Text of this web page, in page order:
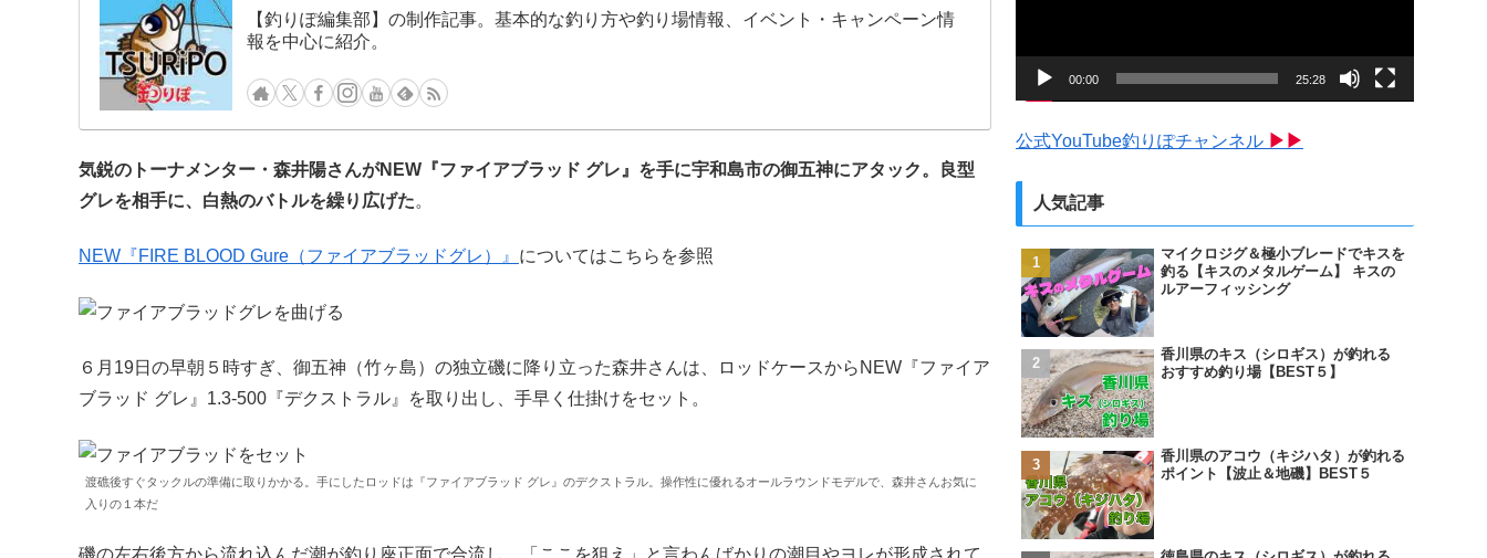
【釣りぽ編集部】の制作記事。基本的な釣り方や釣り場情報、イベント・キャンペーン情
報を中心に紹介。
気鋭のトーナメンター・森井陽さんがNEW『ファイアブラッド グレ』を手に宇和島市の御五神にアタック。良型
グレを相手に、白熱のバトルを繰り広げた。
NEW『FIRE BLOOD Gure（ファイアブラッドグレ）』 についてはこちらを参照
６月19日の早朝５時すぎ、御五神（竹ヶ島）の独立磯に降り立った森井さんは、ロッドケースからNEW『ファイア
ブラッド グレ』1.3-500『デクストラル』を取り出し、手早く仕掛けをセット。
渡礁後すぐタックルの準備に取りかかる。手にしたロッドは『ファイアブラッド グレ』のデクストラル。操作性に優れるオールラウンドモデルで、森井さんお気に
入りの１本だ
磯の左右後方から流れ込んだ潮が釣り座正面で合流し、「ここを狙え」と言わんばかりの潮目やヨレが形成されて
00:00 25:28
公式YouTube釣りぽチャンネル ▶▶
人気記事
マイクロジグ＆極小ブレードでキスを
釣る【キスのメタルゲーム】 キスの
ルアーフィッシング
香川県のキス（シロギス）が釣れる
おすすめ釣り場【BEST５】
香川県のアコウ（キジハタ）が釣れる
ポイント【波止＆地磯】BEST５